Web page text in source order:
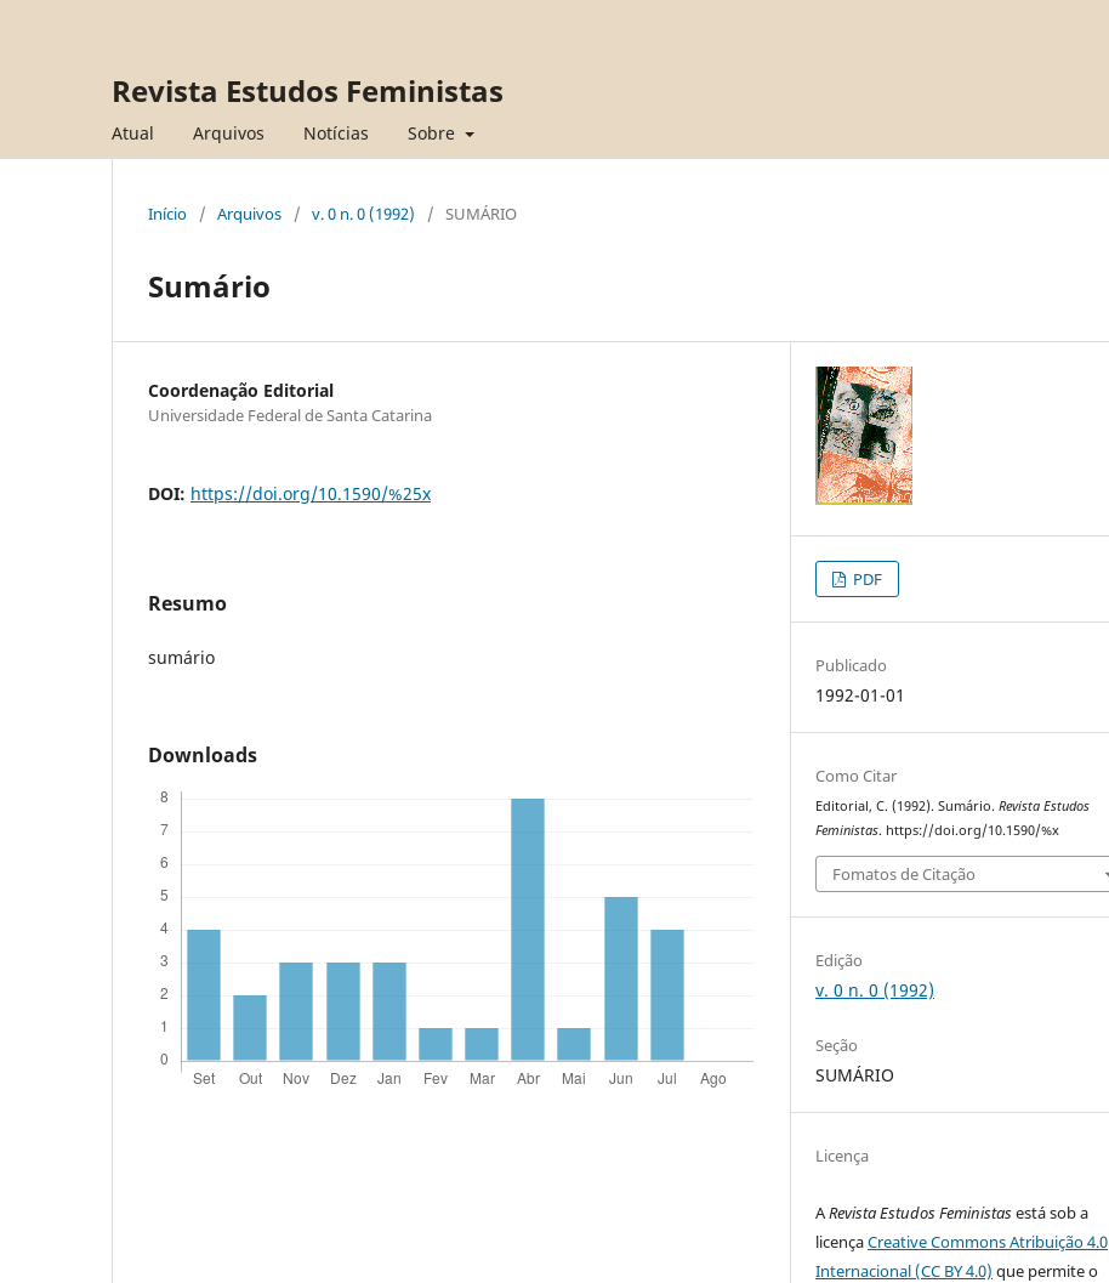
Revista Estudos Feministas
Atual Arquivos Notícias Sobre
Início / Arquivos / v. 0 n. 0 (1992) / SUMÁRIO
Sumário
Coordenação Editorial
Universidade Federal de Santa Catarina
DOI: https://doi.org/10.1590/%25x
Resumo
sumário
Downloads
PDF
Publicado
1992-01-01
Como Citar
Editorial, C. (1992). Sumário.Revista Estudos
Feministas. https://doi.org/10.1590/%x
Fomatos de Citação
Edição
v. 0 n. 0 (1992)
Seção
SUMÁRIO
Licença
ARevista Estudos Feministasestá sob a
licençaCreative Commons Atribuição 4.0
Internacional (CC BY 4.0) que permite o